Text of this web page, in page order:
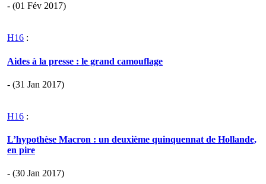
- (01 Fév 2017)
H16 :
Aides à la presse : le grand camouflage
- (31 Jan 2017)
H16 :
L’hypothèse Macron : un deuxième quinquennat de Hollande,
en pire
- (30 Jan 2017)